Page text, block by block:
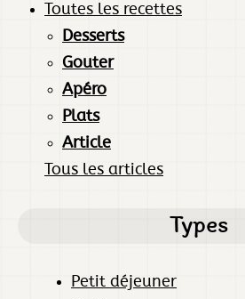
Toutes les recettes
Desserts
Gouter
Apéro
Plats
Article
Tous les articles
Types
Petit déjeuner